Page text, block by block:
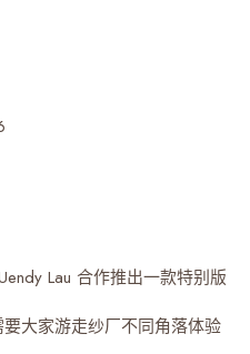
Lau 合作推出一款特别版
大家游走纱厂不同角落体验